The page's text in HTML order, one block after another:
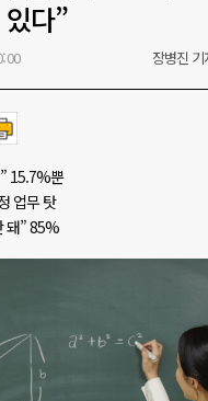
다”
장병진
15.7%뿐
업무 탓
돼” 85%